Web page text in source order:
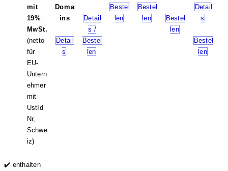
mit
19%
MwSt.
(netto
für
EU-
Untern
ehmer
mit
UstId
Nr,
Schwe
iz)
Doma
ins
Detail
s
Detail
s /
Bestel
len
Bestel
len
Bestel
len
Bestel
len
Detail
s
Bestel
len
✔️ enthalten